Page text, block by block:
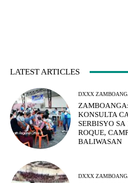
LATEST ARTICLES
DXXX
KONSULTA
SERBISYO
ROQUE,
BALIWASAN
DXXX